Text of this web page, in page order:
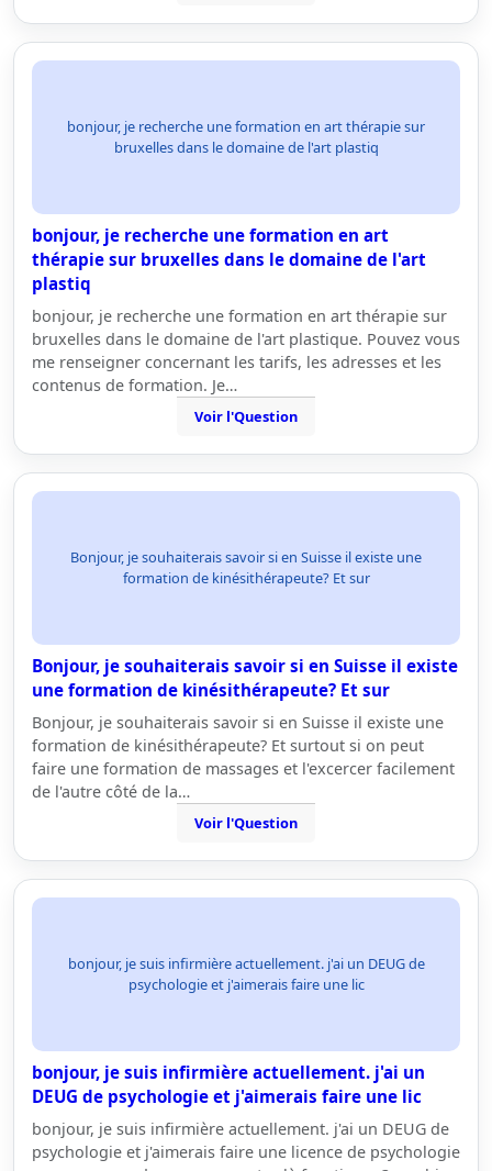
bonjour, je recherche une formation en art thérapie sur
bruxelles dans le domaine de l'art plastiq
bonjour, je recherche une formation en art
thérapie sur bruxelles dans le domaine de l'art
plastiq
bonjour, je recherche une formation en art thérapie sur
bruxelles dans le domaine de l'art plastique. Pouvez vous
me renseigner concernant les tarifs, les adresses et les
contenus de formation. Je…
Voir l'Question
Bonjour, je souhaiterais savoir si en Suisse il existe une
formation de kinésithérapeute? Et sur
Bonjour, je souhaiterais savoir si en Suisse il existe
une formation de kinésithérapeute? Et sur
Bonjour, je souhaiterais savoir si en Suisse il existe une
formation de kinésithérapeute? Et surtout si on peut
faire une formation de massages et l'excercer facilement
de l'autre côté de la…
Voir l'Question
bonjour, je suis infirmière actuellement. j'ai un DEUG de
psychologie et j'aimerais faire une lic
bonjour, je suis infirmière actuellement. j'ai un
DEUG de psychologie et j'aimerais faire une lic
bonjour, je suis infirmière actuellement. j'ai un DEUG de
psychologie et j'aimerais faire une licence de psychologie